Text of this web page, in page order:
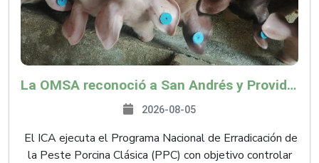
La OMSA reconoció a San Andrés y Providencia como zona libre de Peste Porcina Clásica (PPC)
2026-08-05
El ICA ejecuta el Programa Nacional de Erradicación de
la Peste Porcina Clásica (PPC) con objetivo controlar